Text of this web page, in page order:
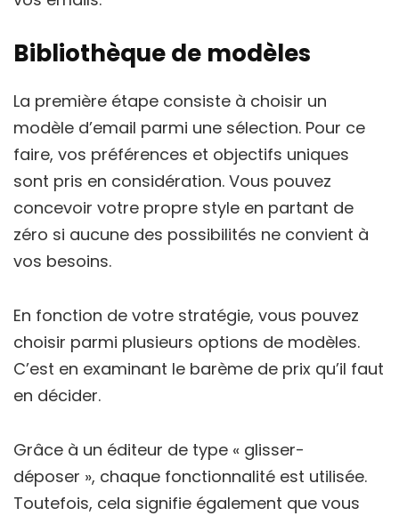
Bibliothèque de modèles
La première étape consiste à choisir un
modèle d’email parmi une sélection. Pour ce
faire, vos préférences et objectifs uniques
sont pris en considération. Vous pouvez
concevoir votre propre style en partant de
zéro si aucune des possibilités ne convient à
vos besoins.
En fonction de votre stratégie, vous pouvez
choisir parmi plusieurs options de modèles.
C’est en examinant le barème de prix qu’il faut
en décider.
Grâce à un éditeur de type « glisser-
déposer », chaque fonctionnalité est utilisée.
Toutefois, cela signifie également que vous